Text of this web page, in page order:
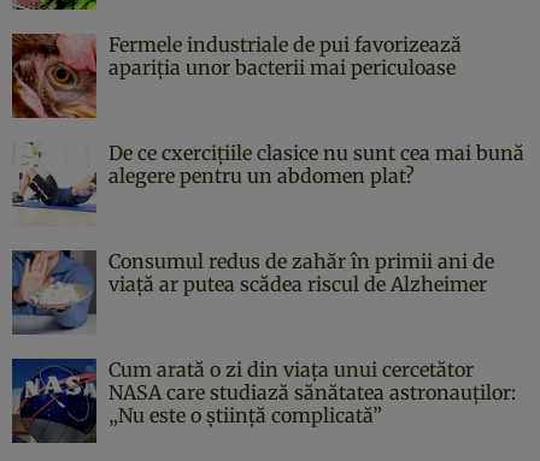
Fermele industriale de pui favorizează
apariția unor bacterii mai periculoase
De ce cxercițiile clasice nu sunt cea mai bună
alegere pentru un abdomen plat?
Consumul redus de zahăr în primii ani de
viață ar putea scădea riscul de Alzheimer
Cum arată o zi din viața unui cercetător
NASA care studiază sănătatea astronauților:
„Nu este o știință complicată”